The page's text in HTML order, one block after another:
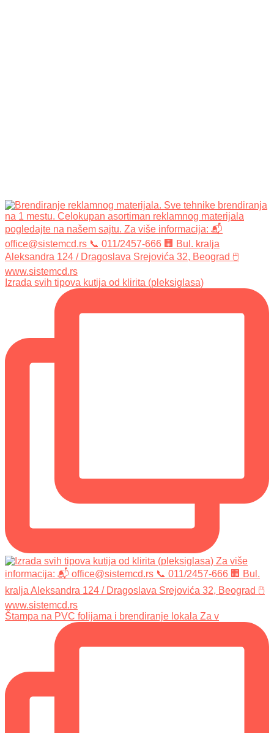
Izrada svih tipova kutija od klirita (pleksiglasa)
Štampa na PVC folijama i brendiranje lokala Za v